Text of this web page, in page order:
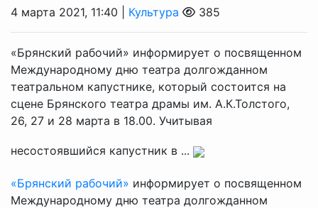
4 марта 2021, 11:40 | Культура 385
«Брянский рабочий» информирует о посвященном
Международному дню театра долгожданном
театральном капустнике, который состоится на
сцене Брянского театра драмы им. А.К.Толстого,
26, 27 и 28 марта в 18.00. Учитывая
несостоявшийся капустник в ...
«Брянский рабочий» информирует о посвященном
Международному дню театра долгожданном